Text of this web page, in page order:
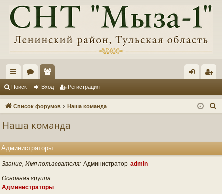
с
ы ум
ол
ьз
ел
и
д ис
Поиск Вход Регистрация
Список форумов Наша команда
Наша команда
Администраторы
Звание, Имя пользователя Администратор admin
Основная группа
Администраторы